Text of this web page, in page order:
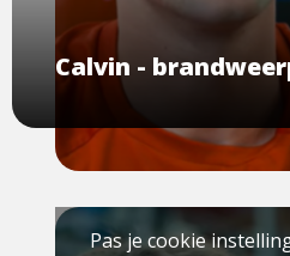
Calvin -
Pas je cookie